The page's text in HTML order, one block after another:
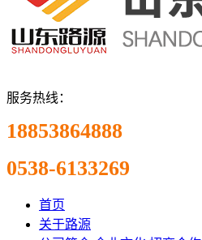
服务热线：
18853864888
0538-6133269
首页
关于路源